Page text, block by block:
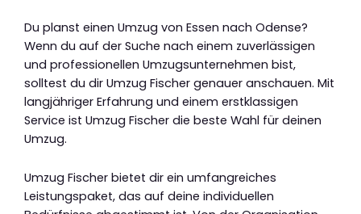
Du planst einen Umzug von Essen nach Odense?
Wenn du auf der Suche nach einem zuverlässigen
und professionellen Umzugsunternehmen bist,
solltest du dir Umzug Fischer genauer anschauen. Mit
langjähriger Erfahrung und einem erstklassigen
Service ist Umzug Fischer die beste Wahl für deinen
Umzug.
Umzug Fischer bietet dir ein umfangreiches
Leistungspaket, das auf deine individuellen